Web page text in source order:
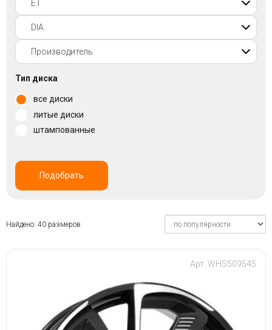
+7(812)317-
17-
52
Пн-
Вс:
Тип диска
все диски
литые диски
штампованные
Подобрать
Найдено: 40 размеров
Арт: WHS509545